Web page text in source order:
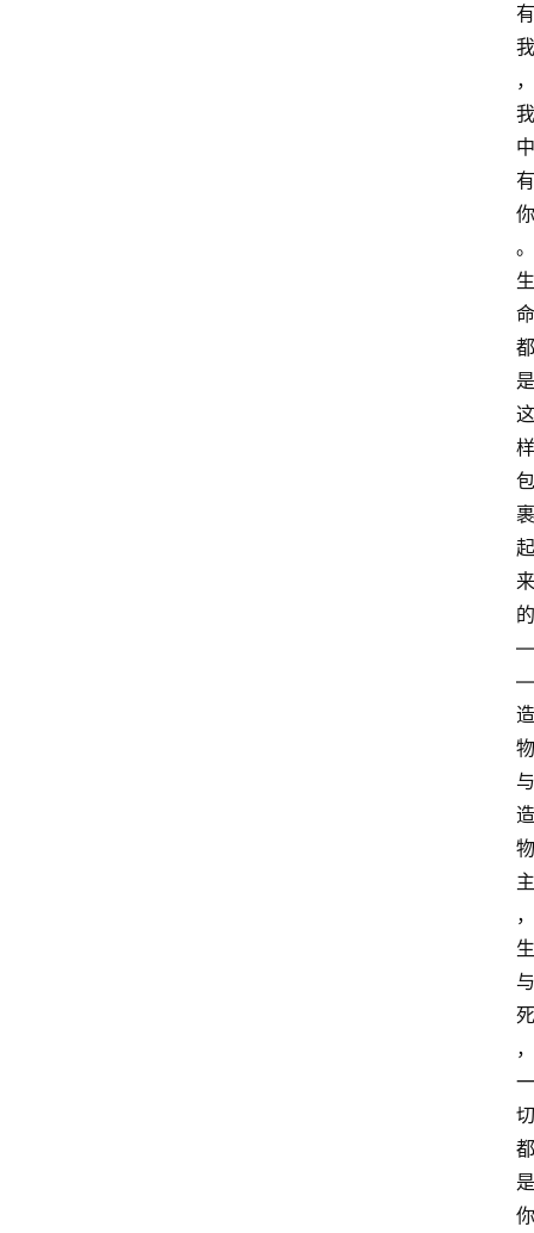
有
我
，
我
中
有
你
。
生
命
都
是
这
样
包
裹
起
来
的
—
—
造
物
与
造
物
主
，
生
与
死
，
一
切
都
是
你